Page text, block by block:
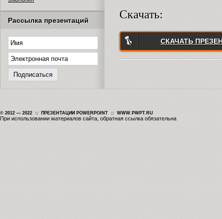
Рассылка презентаций Скачать:
СКАЧАТЬ
© 2012 — 2022 :: ПРЕЗЕНТАЦИИ POWERPOINT :: WWW.PWPT.RU
При использовании материалов сайта, обратная ссылка обязательна